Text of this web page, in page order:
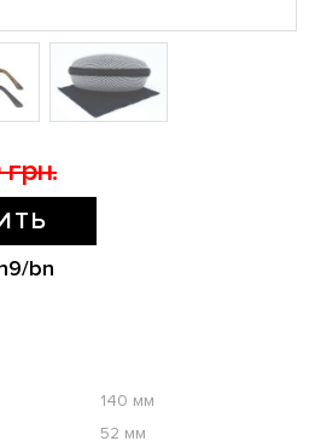
bn
140 мм
52 мм